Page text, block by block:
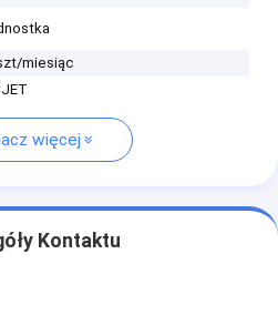
miesiąc
więcej
Kontaktu